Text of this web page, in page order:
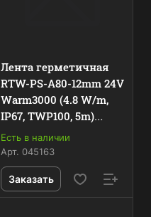
Лента герметичная
RTW-PS-A80-12mm 24V
Warm3000 (4.8 W/m,
IP67, TWP100, 5m)
(Arlight, -) 045163
Есть в наличии
Арт. 045163
Заказать